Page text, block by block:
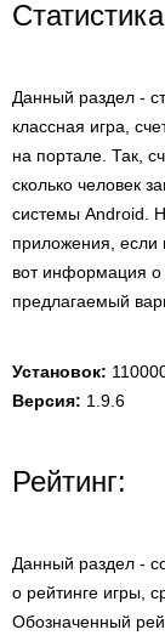
Данный раздел -
классная игра,
на портале. Так,
сколько человек
системы Android.
приложения, если
вот информация о
предлагаемый
Установок:
Версия: 1.9.6
Рейтинг:
Данный раздел -
о рейтинге игры,
Обозначенный